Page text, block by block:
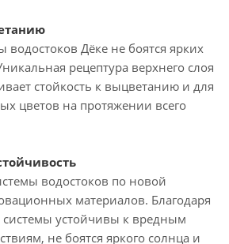
Дёке не боятся ярких
рецептура верхнего слоя
стойкость к выцветанию и для
цветов на протяжении всего
водостоков по новой
материалов. Благодаря
системы устойчивы к вредным
не боятся яркого солнца и